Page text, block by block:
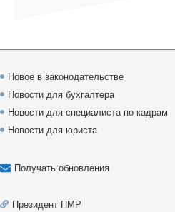
Новое в законодательстве
Новости для бухгалтера
Новости для специалиста по кадрам
Новости для юриста
Получать обновления
Президент ПМР